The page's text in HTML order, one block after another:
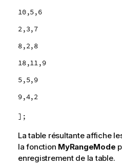
10,5,6
2,3,7
8,2,8
18,11,9
5,5,9
9,4,2
];
La table résultante affiche
la fonction MyRangeMode
enregistrement de la table.